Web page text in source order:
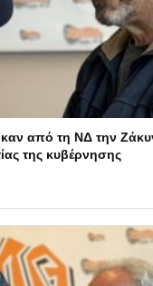
από τη ΝΔ την
της κυβέρνησης